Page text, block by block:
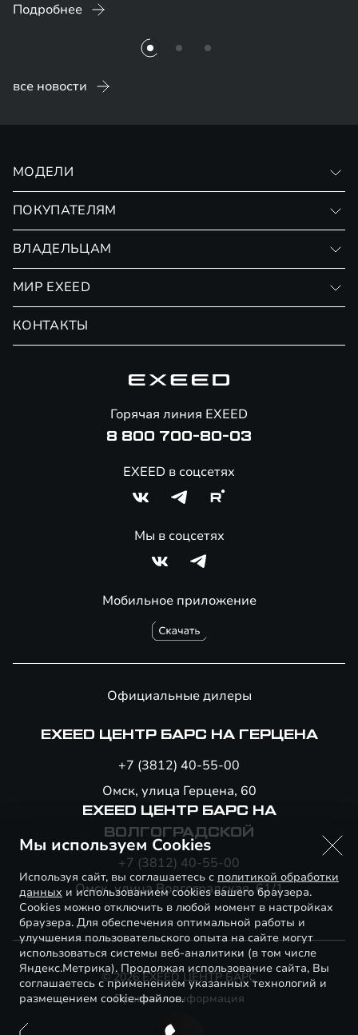
Подробнее
все новости
МОДЕЛИ
ПОКУПАТЕЛЯМ
Страхование
ВЛАДЕЛЬЦАМ
Сервис
Помощь на дорогах
МИР EXEED
КОНТАКТЫ
Мобильное приложение
Горячая линия EXEED
8 800 700-80-03
EXEED в соцсетях
Мы в соцсетях
Официальные дилеры
EXEED ЦЕНТР БАРС НА ГЕРЦЕНА
+7 (3812) 40-55-00
Омск, улица Герцена, 60
EXEED ЦЕНТР БАРС НА
ВОЛГОГРАДСКОЙ
+7 (3812) 40-55-00
Омск, улица Волгоградская, 61/1
© 2026 EXEED ЦЕНТР БАРС
Правовая информация
Мы используем Cookies
Используя сайт, вы соглашаетесь с политикой обработки
данных и использованием cookies вашего браузера.
Cookies можно отключить в любой момент в настройках
браузера. Для обеспечения оптимальной работы и
улучшения пользовательского опыта на сайте могут
использоваться системы веб-аналитики (в том числе
Яндекс.Метрика). Продолжая использование сайта, Вы
соглашаетесь с применением указанных технологий и
размещением cookie-файлов.